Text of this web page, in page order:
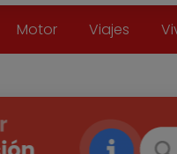
Motor Viajes